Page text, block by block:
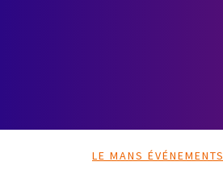
LE MANS ÉVÉNEMENTS